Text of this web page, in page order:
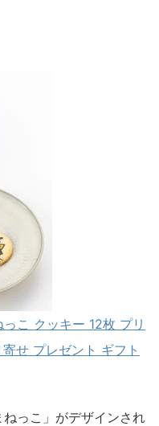
っこ クッキー 12枚 プリ
せ プレゼント ギフト
っこ」がデザインされ